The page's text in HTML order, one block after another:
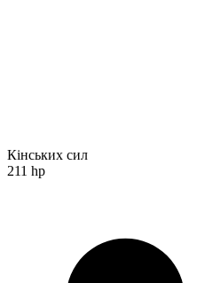
Кінських сил
211 hp